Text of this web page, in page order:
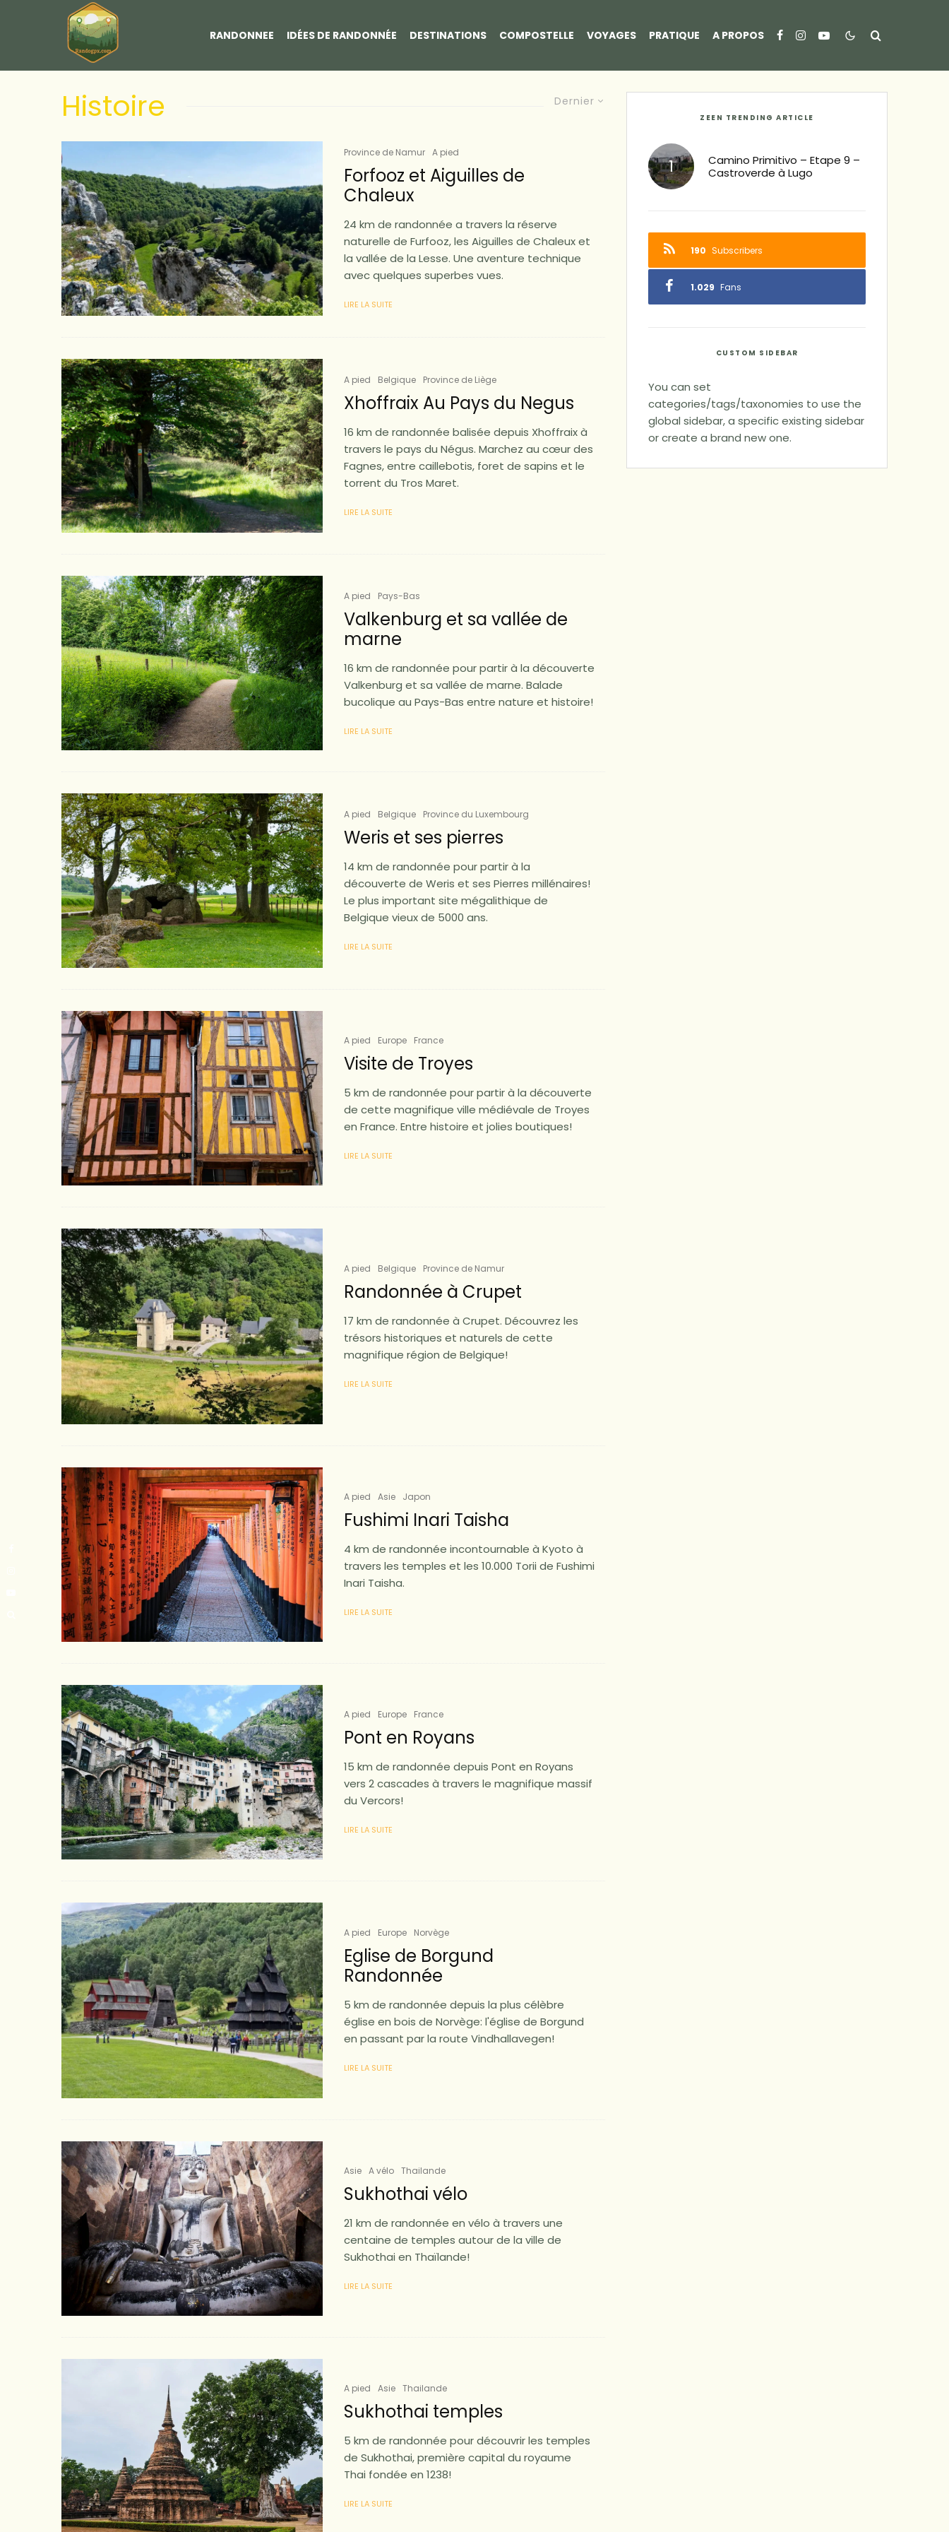
RANDONNEE IDÉES DE RANDONNÉE DESTINATIONS COMPOSTELLE VOYAGES PRATIQUE A PROPOS
Dernier
Histoire
Province de Namur A pied
Forfooz et Aiguilles de
Chaleux
24 km de randonnée a travers la réserve
naturelle de Furfooz, les Aiguilles de Chaleux et
la vallée de la Lesse. Une aventure technique
avec quelques superbes vues.
LIRE LA SUITE
A pied Belgique Province de Liège
Xhoffraix Au Pays du Negus
16 km de randonnée balisée depuis Xhoffraix à
travers le pays du Négus. Marchez au cœur des
Fagnes, entre caillebotis, foret de sapins et le
torrent du Tros Maret.
LIRE LA SUITE
A pied Pays-Bas
Valkenburg et sa vallée de
marne
16 km de randonnée pour partir à la découverte
Valkenburg et sa vallée de marne. Balade
bucolique au Pays-Bas entre nature et histoire!
LIRE LA SUITE
A pied Belgique Province du Luxembourg
Weris et ses pierres
14 km de randonnée pour partir à la
découverte de Weris et ses Pierres millénaires!
Le plus important site mégalithique de
Belgique vieux de 5000 ans.
LIRE LA SUITE
A pied Europe France
Visite de Troyes
5 km de randonnée pour partir à la découverte
de cette magnifique ville médiévale de Troyes
en France. Entre histoire et jolies boutiques!
LIRE LA SUITE
A pied Belgique Province de Namur
Randonnée à Crupet
17 km de randonnée à Crupet. Découvrez les
trésors historiques et naturels de cette
magnifique région de Belgique!
LIRE LA SUITE
A pied Asie Japon
Fushimi Inari Taisha
4 km de randonnée incontournable à Kyoto à
travers les temples et les 10.000 Torii de Fushimi
Inari Taisha.
LIRE LA SUITE
A pied Europe France
Pont en Royans
15 km de randonnée depuis Pont en Royans
vers 2 cascades à travers le magnifique massif
du Vercors!
LIRE LA SUITE
A pied Europe Norvège
Eglise de Borgund
Randonnée
5 km de randonnée depuis la plus célèbre
église en bois de Norvège: l'église de Borgund
en passant par la route Vindhallavegen!
LIRE LA SUITE
Asie A vélo Thailande
Sukhothai vélo
21 km de randonnée en vélo à travers une
centaine de temples autour de la ville de
Sukhothai en Thaïlande!
LIRE LA SUITE
A pied Asie Thailande
Sukhothai temples
5 km de randonnée pour découvrir les temples
de Sukhothai, première capital du royaume
Thai fondée en 1238!
LIRE LA SUITE
ZEEN TRENDING ARTICLE
Camino Primitivo – Etape 9 –
Castroverde à Lugo
190 Subscribers
1.029 Fans
CUSTOM SIDEBAR
You can set
categories/tags/taxonomies to use the
global sidebar, a specific existing sidebar
or create a brand new one.